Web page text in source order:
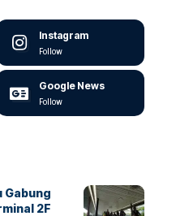
Instagram
Follow
Google News
Follow
Gabung
2F